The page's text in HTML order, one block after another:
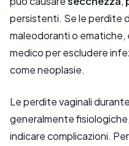
persistenti. Se le perdite
maleodoranti o ematiche,
medico per escludere
come neoplasie.
Le perdite vaginali
generalmente
indicare complicazioni.